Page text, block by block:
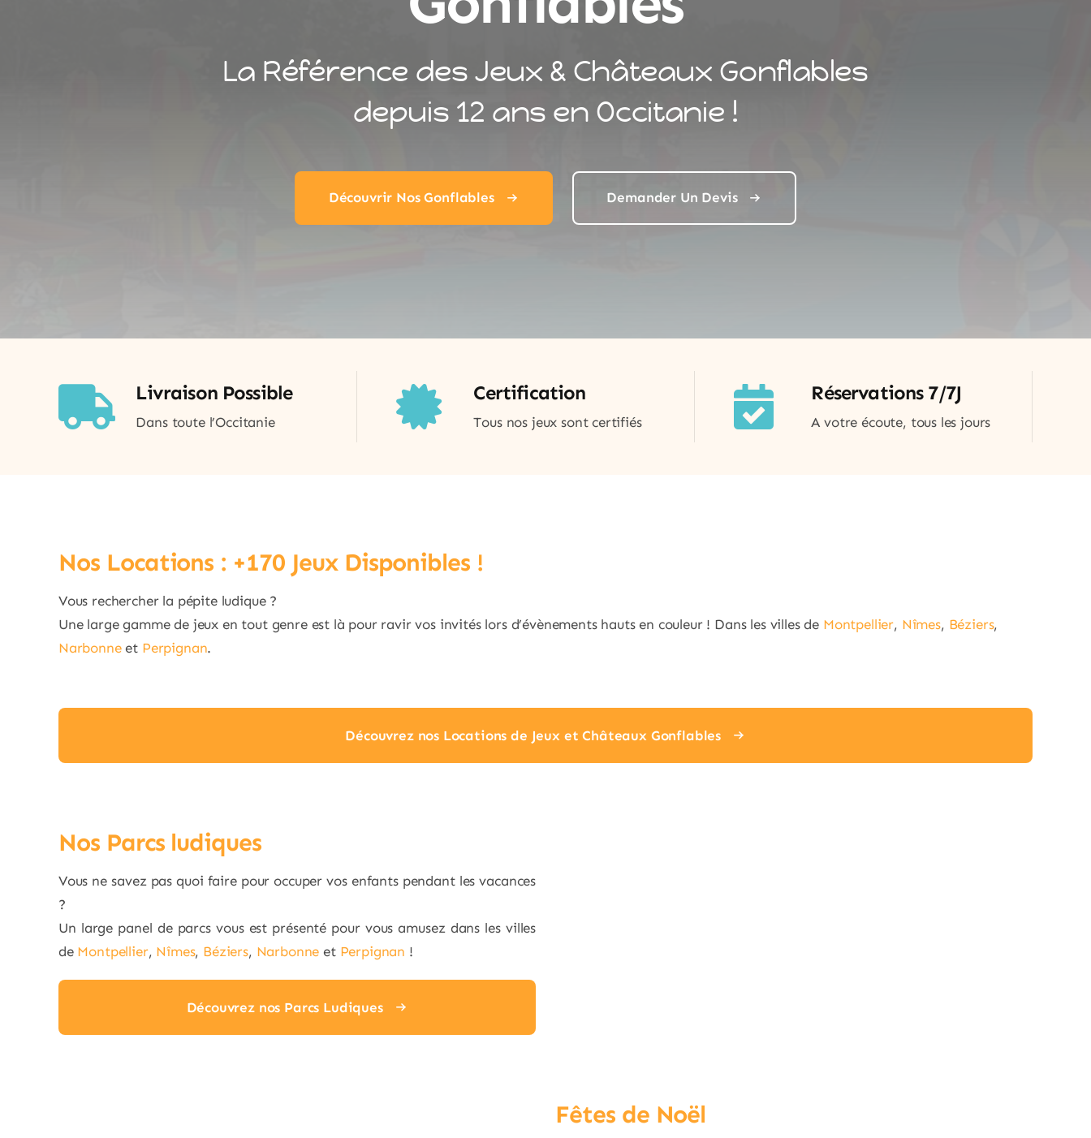
La Référence des Jeux & Châteaux Gonflables
depuis 12 ans en Occitanie !
Découvrir Nos Gonflables Demander Un Devis
Livraison Possible
Dans toute l’Occitanie
Certification
Tous nos jeux sont certifiés
Réservations 7/7J
A votre écoute, tous les jours
Nos Locations : +170 Jeux Disponibles !
Vous rechercher la pépite ludique ?
Une large gamme de jeux en tout genre est là pour ravir vos invités lors d’évènements hauts en couleur ! Dans les villes de Montpellier, Nîmes, Béziers,
Narbonneet Perpignan.
Découvrez nos Locations de Jeux et Châteaux Gonflables
Nos Parcs ludiques
Vous ne savez pas quoi faire pour occuper vos enfants pendant les vacances
?
Un large panel de parcs vous est présenté pour vous amusez dans les villes
de Montpellier, Nîmes, Béziers, Narbonne et Perpignan !
Découvrez nos Parcs Ludiques
Fêtes de Noël